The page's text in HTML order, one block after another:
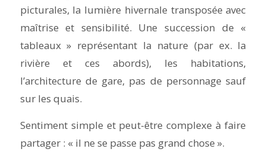
picturales, la lumière hivernale transposée avec
maîtrise et sensibilité. Une succession de «
tableaux » représentant la nature (par ex. la
rivière et ces abords), les habitations,
l’architecture de gare, pas de personnage sauf
sur les quais.
Sentiment simple et peut-être complexe à faire
partager : « il ne se passe pas grand chose ».